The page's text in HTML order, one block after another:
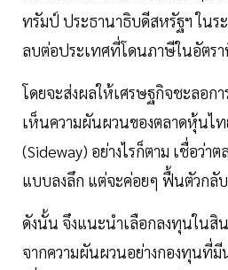
ทรัมป์ ประธานาธิบดีสหรัฐฯ ในร
ลบต่อประเทศที่โดนภาษีในอัตรา
โดยจะส่งผลให้เศรษฐกิจชะลอกา
เห็นความผันผวนของตลาดหุ้นไท
(Sideway) อย่างไรก็ตาม เชื่อว่า
แบบลงลึก แต่จะค่อยๆ ฟื้นตัวกลับ
ดังนั้น จึงแนะนำเลือกลงทุนในสิ
จากความผันผวนอย่างกองทุนที่มี